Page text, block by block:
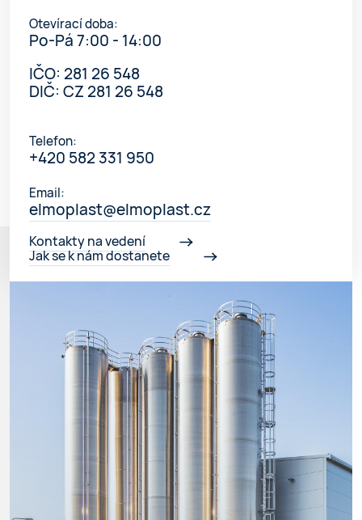
Otevírací doba:
Po-Pá 7:00 - 14:00
IČO: 281 26 548
DIČ: CZ 281 26 548
Telefon:
+420 582 331 950
Email:
elmoplast@elmoplast.cz
Kontakty na vedení
Jak se k nám dostanete